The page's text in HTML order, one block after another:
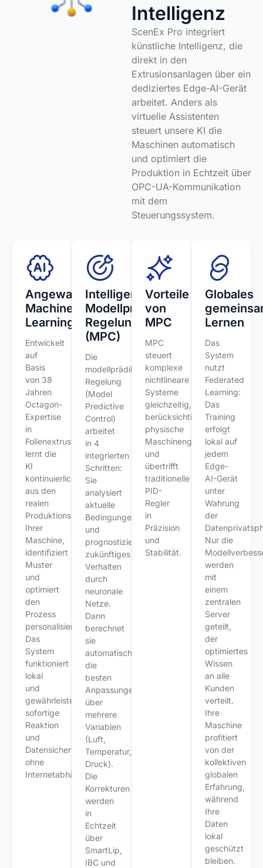
Intelligenz
ScenEx Pro integriert
künstliche Intelligenz, die
direkt in den
Extrusionsanlagen über ein
dediziertes Edge-AI-Gerät
arbeitet. Anders als
virtuelle Assistenten
steuert unsere KI die
Maschinen automatisch
und optimiert die
Produktion in Echtzeit über
OPC-UA-Kommunikation
mit dem
Steuerungssystem.
Angewandtes
Machine
Learning
Entwickelt
auf
Basis
von 38
Jahren
Octagon-
Expertise
in
Folienextrusion
lernt die
KI
kontinuierlich
aus den
realen
Produktionsdaten
Ihrer
Maschine,
identifiziert
Muster
und
optimiert
den
Prozess
personalisiert.
Das
System
funktioniert
lokal
und
gewährleistet
sofortige
Reaktion
und
Datensicherheit
ohne
Internetabhängigkeit.
Intelligente
Modellprädiktive
Regelung
(MPC)
Die
modellprädiktive
Regelung
(Model
Predictive
Control)
arbeitet
in 4
integrierten
Schritten:
Sie
analysiert
aktuelle
Bedingungen
und
prognostiziert
zukünftiges
Verhalten
durch
neuronale
Netze.
Dann
berechnet
sie
automatisch
die
besten
Anpassungen
über
mehrere
Variablen
(Luft,
Temperatur,
Druck).
Die
Korrekturen
werden
in
Echtzeit
über
SmartLip,
IBC und
Vorteile
von
MPC
MPC
steuert
komplexe
nichtlineare
Systeme
gleichzeitig,
berücksichtigt
physische
Maschinengrenzen
und
übertrifft
traditionelle
PID-
Regler
in
Präzision
und
Stabilität.
Globales
Lernen
Das
System
nutzt
Federated
Learning:
Das
Training
erfolgt
lokal auf
jedem
Edge-
AI-Gerät
unter
Wahrung
der
Nur die
werden
mit
einem
zentralen
Server
geteilt,
der
optimiertes
Wissen
an alle
Kunden
verteilt.
Ihre
Maschine
profitiert
von der
kollektiven
globalen
Erfahrung,
während
Ihre
Daten
lokal
geschützt
bleiben.